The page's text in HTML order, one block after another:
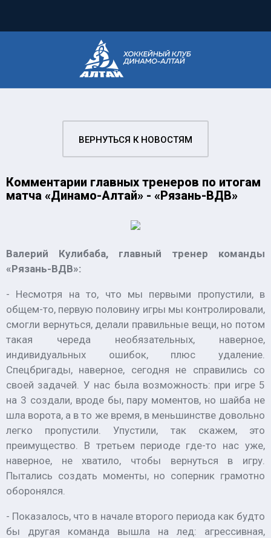
ВЕРНУТЬСЯ К НОВОСТЯМ
Комментарии главных тренеров по итогам
матча «Динамо-Алтай» - «Рязань-ВДВ»
Валерий Кулибаба, главный тренер команды
«Рязань-ВДВ»:
- Несмотря на то, что мы первыми пропустили, в
общем-то, первую половину игры мы контролировали,
смогли вернуться, делали правильные вещи, но потом
такая череда необязательных, наверное,
индивидуальных ошибок, плюс удаление.
Спецбригады, наверное, сегодня не справились со
своей задачей. У нас была возможность: при игре 5
на 3 создали, вроде бы, пару моментов, но шайба не
шла ворота, а в то же время, в меньшинстве довольно
легко пропустили. Упустили, так скажем, это
преимущество. В третьем периоде где-то нас уже,
наверное, не хватило, чтобы вернуться в игру.
Пытались создать моменты, но соперник грамотно
оборонялся.
- Показалось, что в начале второго периода как будто
бы другая команда вышла на лед: агрессивная,